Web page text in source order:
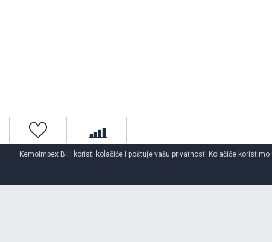
KemoImpex BiH koristi kolačiće i poštuje vašu privatnost! Kolačiće